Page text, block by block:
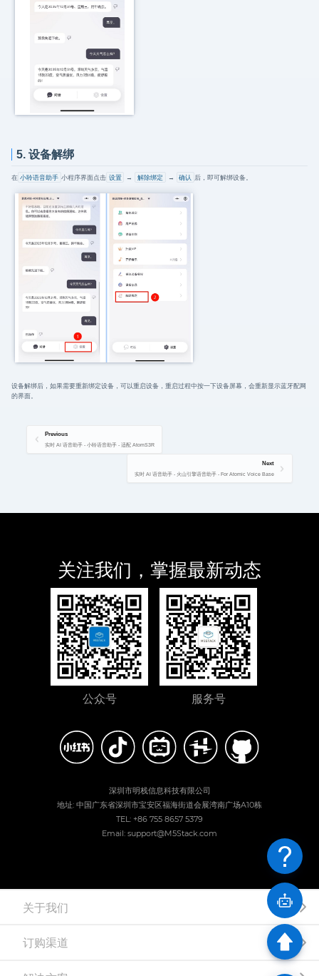
5. 设备解绑
在 小聆语音助手 小程序界面点击 设置 → 解除绑定 → 确认 后，即可解绑设备。
设备解绑后，如果需要重新绑定设备，可以重启设备，重启过程中按一下设备屏幕，会重新显示蓝牙配网
的界面。
Previous
实时 AI 语音助手 - 小聆语音助手 - 适配 AtomS3R
Next
实时 AI 语音助手 - 火山引擎语音助手 - For Atomic Voice Base
关注我们，掌握最新动态
公众号 服务号
深圳市明栈信息科技有限公司
地址: 中国广东省深圳市宝安区福海街道会展湾南广场A10栋
TEL: +86 755 8657 5379
Email: support@M5Stack.com
关于我们
订购渠道